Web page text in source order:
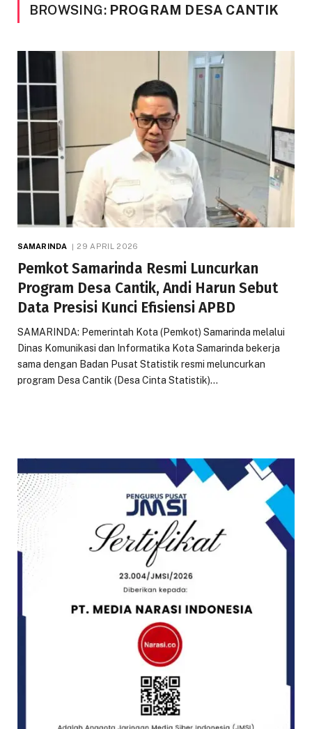
BROWSING: PROGRAM DESA CANTIK
SAMARINDA 29 APRIL 2026
Pemkot Samarinda Resmi Luncurkan
Program Desa Cantik, Andi Harun Sebut
Data Presisi Kunci Efisiensi APBD
SAMARINDA: Pemerintah Kota (Pemkot) Samarinda melalui
Dinas Komunikasi dan Informatika Kota Samarinda bekerja
sama dengan Badan Pusat Statistik resmi meluncurkan
program Desa Cantik (Desa Cinta Statistik)…